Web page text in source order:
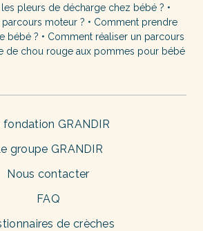
pleurs de décharge chez bébé ? •
moteur ? • Comment prendre
bébé ? • Comment réaliser un parcours
de chou rouge aux pommes pour bébé
fondation GRANDIR
groupe GRANDIR
Nous contacter
FAQ
de crèches